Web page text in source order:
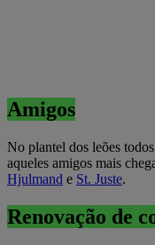
Amigos
No plantel dos leões
aqueles amigos mais
Hjulmand e St. Juste.
Renovação de